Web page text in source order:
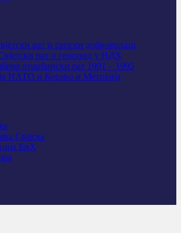
рат и српски добровољци
рат и геноцид у НДХ
отаџбински рат 1991 – 1995
НАТО и Косово и Метохија
Српска
БиХ